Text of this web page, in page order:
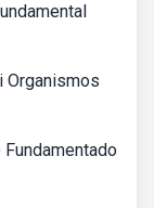
Organismos